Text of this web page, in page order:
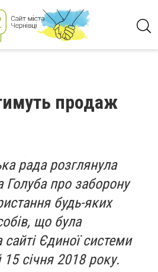
продаж
рада розглянула
про заборону
будь-яких
що була
Єдиної системи
січня 2018 року.